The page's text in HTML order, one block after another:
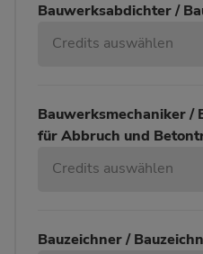
Bauwerksabdichter /
Credits auswählen
Bauwerksmechaniker /
für Abbruch und
Credits auswählen
Bauzeichner /